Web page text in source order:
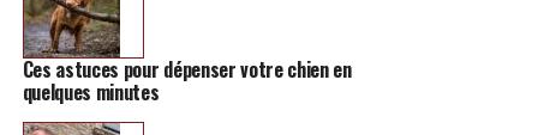
Ces astuces pour dépenser votre chien en
quelques minutes